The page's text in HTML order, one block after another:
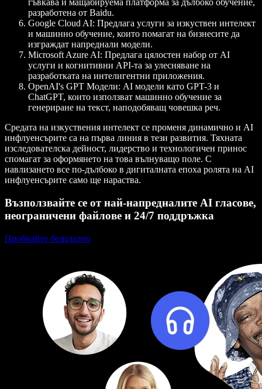
гъвкава и мащабируема платформа за дълбоко обучение,
разработена от Baidu.
Google Cloud AI: Предлага услуги за изкуствен интелект
и машинно обучение, които помагат на бизнесите да
изграждат напреднали модели.
Microsoft Azure AI: Предлага цялостен набор от AI
услуги и когнитивни API-та за улесняване на
разработката на интелигентни приложения.
OpenAI's GPT Модели: AI модели като GPT-3 и
ChatGPT, които използват машинно обучение за
генериране на текст, наподобяващ човешка реч.
Средата на изкуствения интелект се променя динамично и AI
инфлуенсърите са на първа линия в тези развития. Тяхната
изследователска дейност, лидерство и технологичен принос
спомагат за оформянето на това вълнуващо поле. С
навлизането все по-дълбоко в дигиталната епоха ролята на AI
инфлуенсърите само ще нараства.
Възползвайте се от най-напредналите AI гласове,
неограничени файлове и 24/7 поддръжка
Пробвайте безплатно